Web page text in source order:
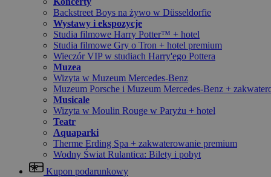
Backstreet Boys na żywo w Düsseldorfie
Wystawy i ekspozycje
Studia filmowe Harry Potter™ + hotel
Studia filmowe Gry o Tron + hotel premium
Wieczór VIP w studiach Harry'ego Pottera
Muzea
Wizyta w Muzeum Mercedes-Benz
Muzeum Porsche i Muzeum Mercedes-Benz +
Musicale
Wizyta w Moulin Rouge w Paryżu + hotel
Teatr
Aquaparki
Therme Erding Spa + zakwaterowanie premium
Wodny Świat Rulantica: Bilety i pobyt
Kupon podarunkowy